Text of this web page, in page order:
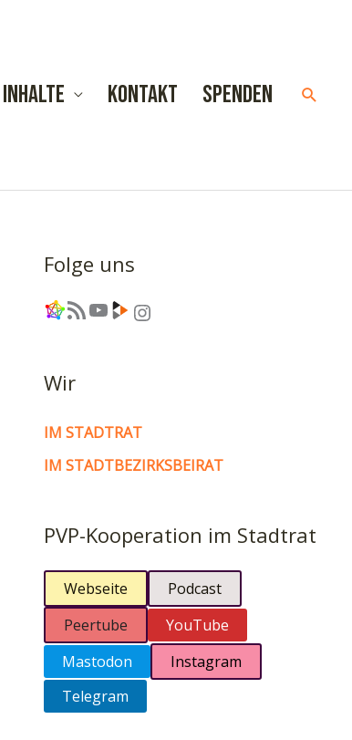
Inhalte Kontakt Spenden
Folge uns
Link RSS-Feed YouTube Link Instagram
Wir
IM STADTRAT
IM STADTBEZIRKSBEIRAT
PVP-Kooperation im Stadtrat
Webseite
Podcast
Peertube
YouTube
Mastodon
Instagram
Telegram